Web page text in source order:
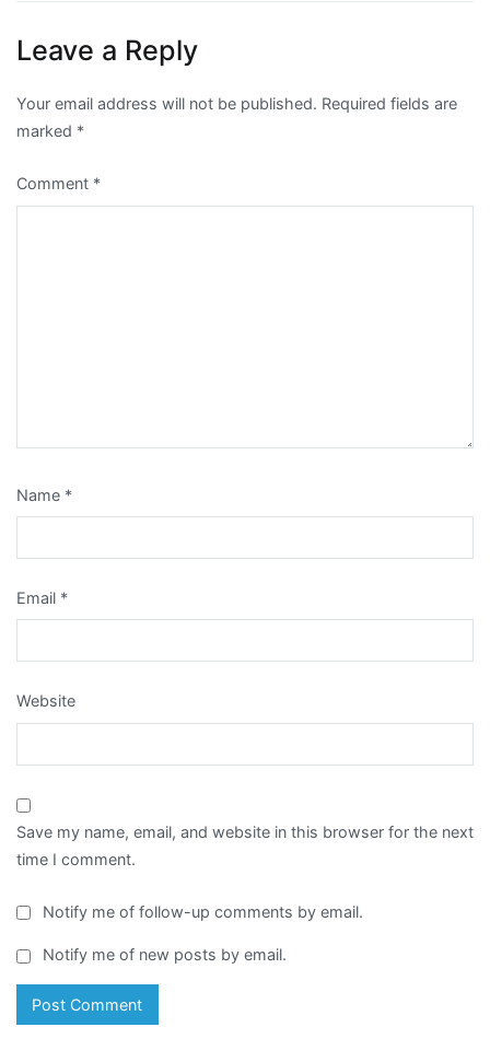
Leave a Reply
Your email address will not be published. Required fields are
marked *
Comment *
Name *
Email *
Website
Save my name, email, and website in this browser for the next
time I comment.
Notify me of follow-up comments by email.
Notify me of new posts by email.